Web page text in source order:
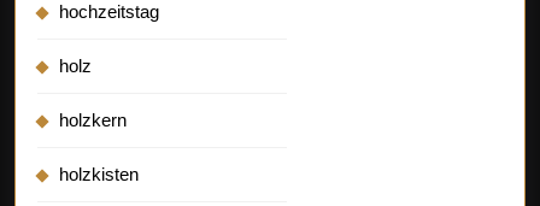
hochzeitstag
holz
holzkern
holzkisten